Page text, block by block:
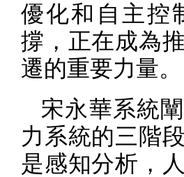
優化和自主控
撐，正在成為
遷的重要力量。
宋永華系統
力系統的三階
是感知分析，